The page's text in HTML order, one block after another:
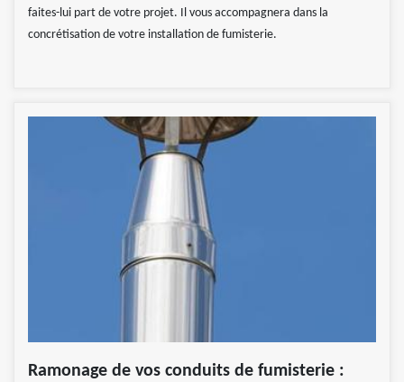
faites-lui part de votre projet. Il vous accompagnera dans la
concrétisation de votre installation de fumisterie.
Ramonage de vos conduits de fumisterie :